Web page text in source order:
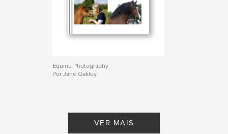
Equine Photography
Por Jane Oakley
VER MAIS